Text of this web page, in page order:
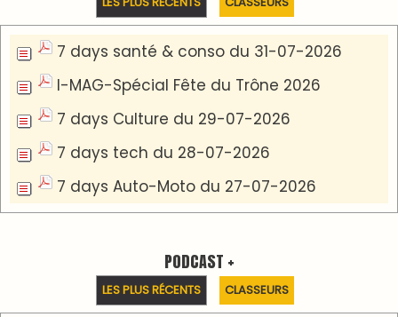
Podcast IA-MAG-07 du 22-07-2026
Podcast I-Week N°136-19-07-2026
Podcast I-débats N31 du 18-07-2026
Communiqué de presse
Lesieur Cristal célèbre 85 ans d'engagement en
devenant partenaire du Moussem Moulay